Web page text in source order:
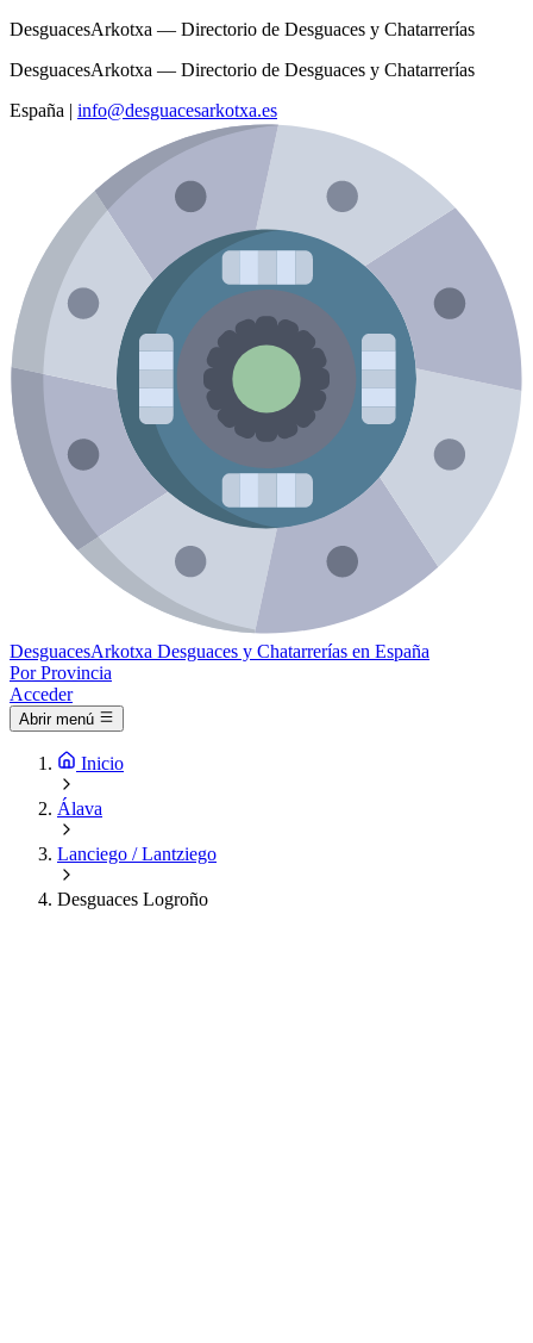
DesguacesArkotxa — Directorio de Desguaces y Chatarrerías
DesguacesArkotxa — Directorio de Desguaces y Chatarrerías
España | info@desguacesarkotxa.es
DesguacesArkotxa Desguaces y Chatarrerías en España
Por Provincia
Acceder
Abrir menú
Inicio
Álava
Lanciego / Lantziego
Desguaces Logroño